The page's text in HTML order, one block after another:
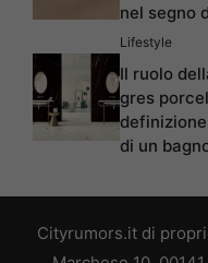
nel segno
Lifestyle
Il ruolo
gres
di un
Cityrumors.it di